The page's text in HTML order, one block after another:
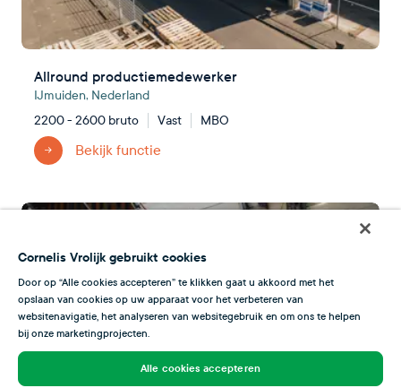
Allround productiemedewerker
IJmuiden, Nederland
2200 - 2600 bruto
Vast MBO
Bekijk functie
Cornelis Vrolijk gebruikt cookies
Door op “Alle cookies accepteren” te klikken gaat u akkoord met het
opslaan van cookies op uw apparaat voor het verbeteren van
websitenavigatie, het analyseren van websitegebruik en om ons te helpen
bij onze marketingprojecten.
Alle cookies accepteren